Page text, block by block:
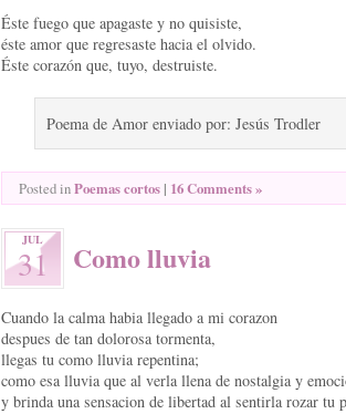
Éste fuego que apagaste y no quisiste,
éste amor que regresaste hacia el olvido.
Éste corazón que, tuyo, destruiste.
Poema de Amor enviado por: Jesús Trodler
Posted inPoemas cortos | 16 Comments »
JUL
31 Como lluvia
Cuando la calma habia llegado a mi corazon
despues de tan dolorosa tormenta,
llegas tu como lluvia repentina;
como esa lluvia que al verla llena de nostalgia y
y brinda una sensacion de libertad al sentirla rozar tu